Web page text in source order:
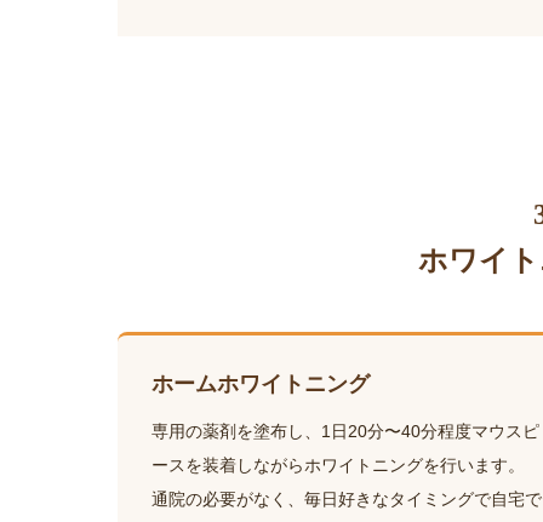
ホワイ
ホームホワイトニング
専用の薬剤を塗布し、1日20分〜40分程度マウスピ
ースを装着しながらホワイトニングを行います。
通院の必要がなく、毎日好きなタイミングで自宅で